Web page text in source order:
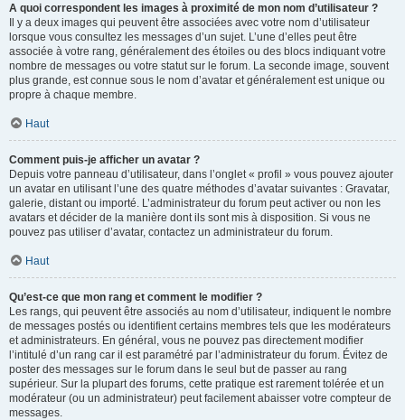
A quoi correspondent les images à proximité de mon nom d’utilisateur ?
Il y a deux images qui peuvent être associées avec votre nom d’utilisateur
lorsque vous consultez les messages d’un sujet. L’une d’elles peut être
associée à votre rang, généralement des étoiles ou des blocs indiquant votre
nombre de messages ou votre statut sur le forum. La seconde image, souvent
plus grande, est connue sous le nom d’avatar et généralement est unique ou
propre à chaque membre.
Haut
Comment puis-je afficher un avatar ?
Depuis votre panneau d’utilisateur, dans l’onglet « profil » vous pouvez ajouter
un avatar en utilisant l’une des quatre méthodes d’avatar suivantes : Gravatar,
galerie, distant ou importé. L’administrateur du forum peut activer ou non les
avatars et décider de la manière dont ils sont mis à disposition. Si vous ne
pouvez pas utiliser d’avatar, contactez un administrateur du forum.
Haut
Qu’est-ce que mon rang et comment le modifier ?
Les rangs, qui peuvent être associés au nom d’utilisateur, indiquent le nombre
de messages postés ou identifient certains membres tels que les modérateurs
et administrateurs. En général, vous ne pouvez pas directement modifier
l’intitulé d’un rang car il est paramétré par l’administrateur du forum. Évitez de
poster des messages sur le forum dans le seul but de passer au rang
supérieur. Sur la plupart des forums, cette pratique est rarement tolérée et un
modérateur (ou un administrateur) peut facilement abaisser votre compteur de
messages.